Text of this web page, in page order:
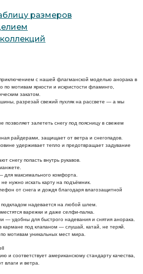
размеров
с нашей флагманской моделью анорака в
мотивам яркости и искристости фламинго,
закатом.
разрезай свежий пухляк на рассвете — а мы
позволяет залететь снегу под поясницу в свежем
райдерами, защищает от ветра и снегопадов.
удерживает тепло и предотвращает задувание
снегу попасть внутрь рукавов.
максимального комфорта.
нужно искать карту на подъёмник.
от снега и дождя благодаря влагозащитной
надевается на любой шлем.
варежки и даже селфи-палка.
— удобны для быстрого надевания и снятия анорака.
кармане под клапаном — слушай, катай, не теряй.
мотивам уникальных мест мира.
и соответствует американскому стандарту качества,
влаги и ветра.